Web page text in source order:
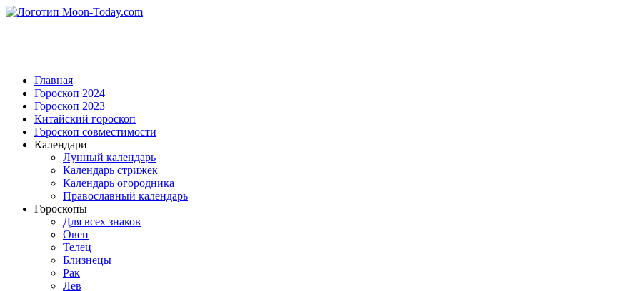
Главная
Гороскоп 2024
Гороскоп 2023
Китайский гороскоп
Гороскоп совместимости
Календари
Лунный календарь
Календарь стрижек
Календарь огородника
Православный календарь
Гороскопы
Для всех знаков
Овен
Телец
Близнецы
Рак
Лев